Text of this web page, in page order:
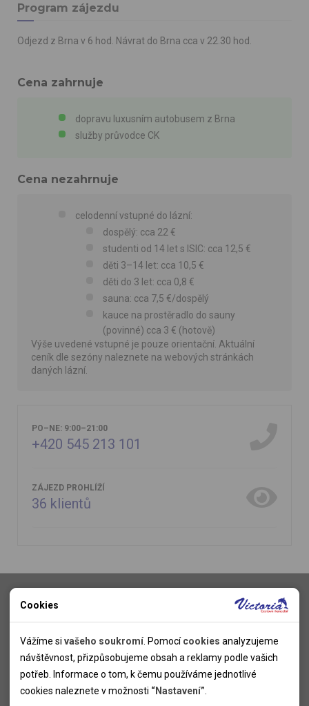
Program zájezdu
Odjezd z Brna v 6 hod. Návrat do Brna cca v 22.30 hod.
Cena zahrnuje
dopravu luxusním autobusem z Brna
služby průvodce CK
Cena nezahrnuje
celodenní vstupné do lázní:
dospělý: cca 22 €
studenti od 14 let s ISIC: cca 12,5 €
děti 3–14 let: cca 10,5 €
děti do 3 let: cca 0,8 €
sauna: cca 7,5 €/dospělý
kauce na prostěradlo do sauny
(povinné) cca 3 € (hotově)
Výše uvedené vstupné je pouze orientační. Aktuální
ceník dle sezóny naleznete na webových stránkách
daných lázní.
PO–NE: 9:00–21:00
+420 545 213 101
ZÁJEZD PROHLÍŽÍ
36 klientů
Dovolená
First minute
Last minute
Léto – First Minute – Kempy
Cykloturistika
Cookies
Vážíme si vašeho soukromí . Pomocícookies analyzujeme
návštěvnost, přizpůsobujeme obsah a reklamy podle vašich
potřeb. Informace o tom, k čemu používáme jednotlivé
cookies naleznete v možnosti “Nastavení”
Nutné cookies pomáhají, aby byla webová stránka použitelná
tak, že umožní základní funkce jako navigace stránky a
přístup k zabezpečeným sekcím webové stránky. Webová
stránka nemůže správně fungovat bez těchto cookies.